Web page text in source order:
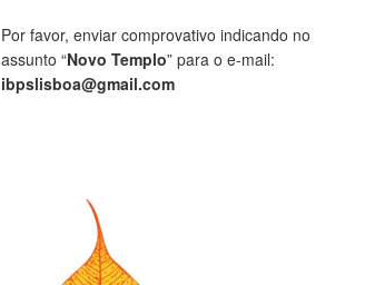
Por favor, enviar comprovativo indicando no
assunto “Novo Templo” para o e-mail:
ibpslisboa@gmail.com